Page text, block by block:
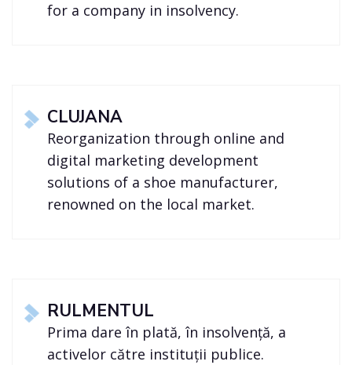
for a company in insolvency.
CLUJANA
Reorganization through online and
digital marketing development
solutions of a shoe manufacturer,
renowned on the local market.
RULMENTUL
Prima dare în plată, în insolvență, a
activelor către instituții publice.